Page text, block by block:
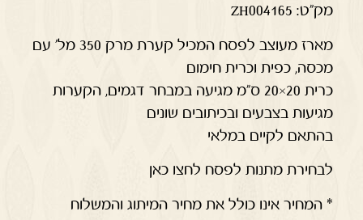
מק"ט: ZH004165
מארז מעוצב לפסח המכיל קערת מרק 350 מל' עם
מכסה, כפית וכרית חימום
כרית 20×20 ס"מ מגיעה במבחר דגמים, הקערות
מגיעות בצבעים ובכיתובים שונים
בהתאם לקיים במלאי
לבחירת מתנות לפסח לחצו כאן
* המחיר אינו כולל את מחיר המיתוג והמשלוח